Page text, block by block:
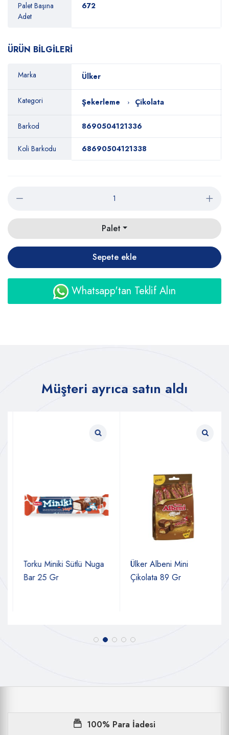
Palet Başına
Adet
672
ÜRÜN BİLGİLERİ
Marka Ülker
Kategori Şekerleme Çikolata
Barkod 8690504121336
Koli Barkodu 68690504121338
Palet
Sepete ekle
Whatsapp'tan Teklif Alın
Müşteri ayrıca satın aldı
Torku Miniki Sütlü Nuga
Bar 25 Gr
Ülker Albeni Mini
Çikolata 89 Gr
100% Para İadesi